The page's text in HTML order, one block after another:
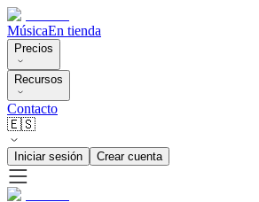
MúsicaEn tienda
Precios
Recursos
Contacto
🇪🇸
Iniciar sesión Crear cuenta